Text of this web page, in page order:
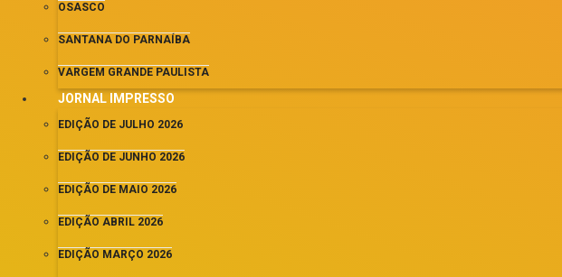
OSASCO
SANTANA DO PARNAÍBA
VARGEM GRANDE PAULISTA
JORNAL IMPRESSO
EDIÇÃO DE JULHO 2026
EDIÇÃO DE JUNHO 2026
EDIÇÃO DE MAIO 2026
EDIÇÃO ABRIL 2026
EDIÇÃO MARÇO 2026